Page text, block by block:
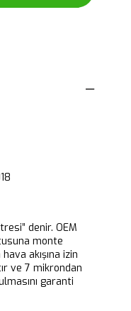
denir. OEM
monte
akışına izin
ve 7 mikrondan
garanti